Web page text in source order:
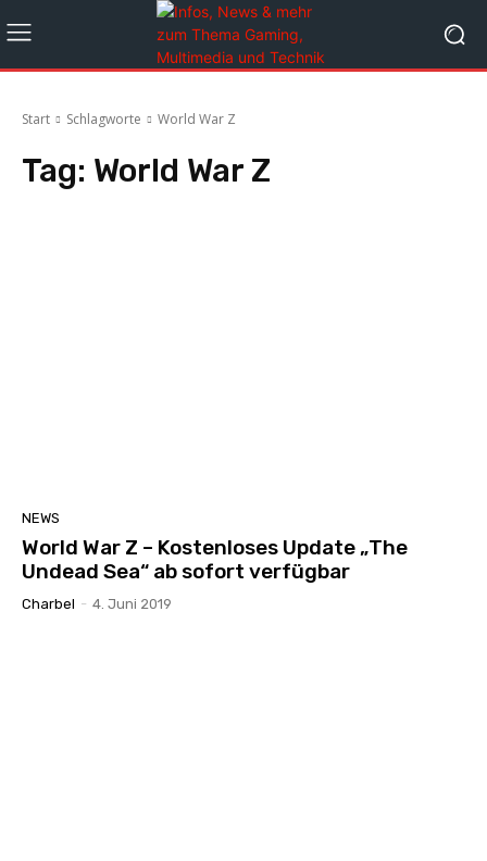
Start Schlagworte World War Z
Tag: World War Z
NEWS
World War Z – Kostenloses Update „The
Undead Sea“ ab sofort verfügbar
Charbel - 4. Juni 2019